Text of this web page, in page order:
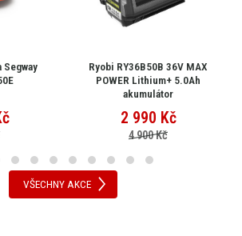
Segway
Ryobi RY36B50B 36V MAX
POWER Lithium+ 5.0Ah
akumulátor
2 990 Kč
4 900 Kč
VŠECHNY AKCE